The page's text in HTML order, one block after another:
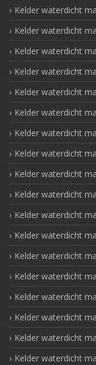
Kelder waterdicht
Kelder waterdicht
Kelder waterdicht
Kelder waterdicht
Kelder waterdicht
Kelder waterdicht
Kelder waterdicht
Kelder waterdicht
Kelder waterdicht
Kelder waterdicht
Kelder waterdicht
Kelder waterdicht
Kelder waterdicht
Kelder waterdicht
Kelder waterdicht
Kelder waterdicht
Kelder waterdicht
Kelder waterdicht